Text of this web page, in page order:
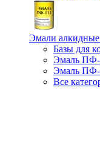
Эмали
Базы для
Эмаль ПФ-
Эмаль ПФ-
Все